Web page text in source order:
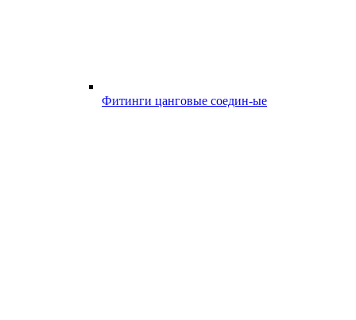
Фитинги цанговые соедин-ые